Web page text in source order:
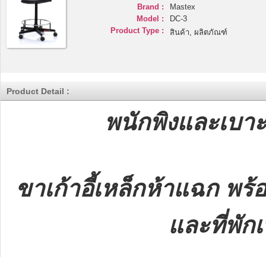
Brand :
Mastex
Model :
DC-3
Product Type :
สินค้า, ผลิตภัณฑ์
Product Detail :
พนักพิงและเบ
ขาเก้าอี้เหล็กห้าแฉก พ
และที่พัก